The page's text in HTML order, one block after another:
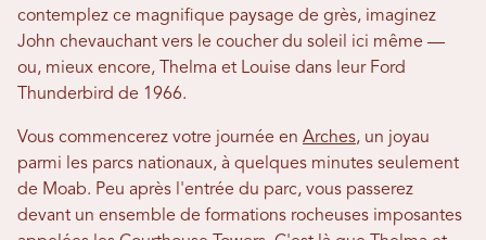
contemplez ce magnifique paysage de grès, imaginez
John chevauchant vers le coucher du soleil ici même —
ou, mieux encore, Thelma et Louise dans leur Ford
Thunderbird de 1966.
Vous commencerez votre journée en Arches, un joyau
parmi les parcs nationaux, à quelques minutes seulement
de Moab. Peu après l'entrée du parc, vous passerez
devant un ensemble de formations rocheuses imposantes